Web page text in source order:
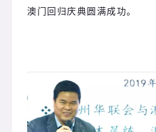
澳门回归庆典圆满成功。